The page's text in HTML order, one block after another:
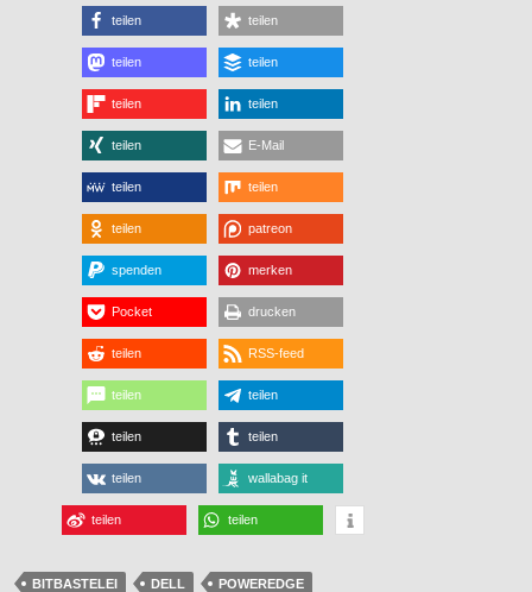
teilen teilen
teilen teilen
teilen teilen
teilen E-Mail
teilen teilen
teilen patreon
spenden merken
Pocket drucken
teilen RSS-feed
teilen teilen
teilen teilen
teilen wallabag it
teilen teilen
BITBASTELEI DELL
POWEREDGE